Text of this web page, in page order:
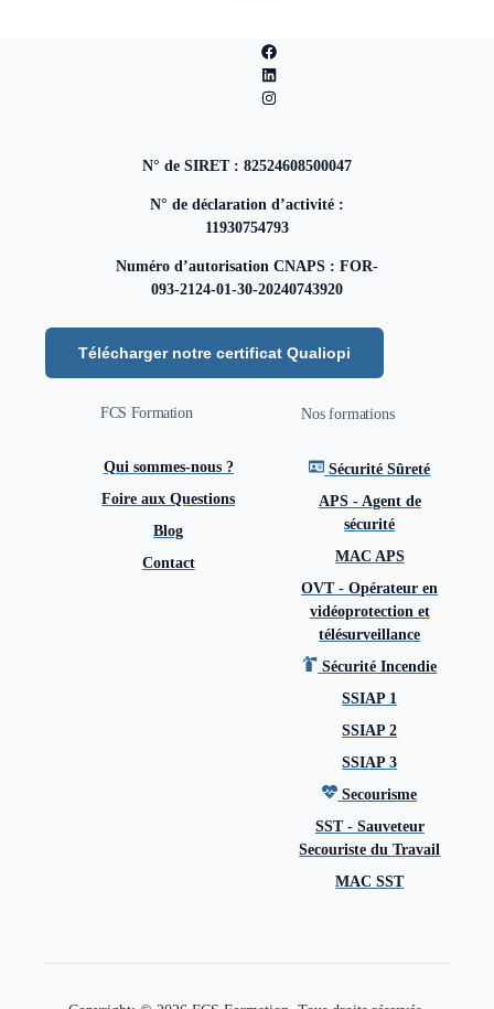
N° de SIRET : 82524608500047
N° de déclaration d’activité :
11930754793
Numéro d’autorisation CNAPS : FOR-
093-2124-01-30-20240743920
Télécharger notre certificat Qualiopi
FCS Formation
Qui sommes-nous ?
Foire aux Questions
Blog
Contact
Nos formations
Sécurité Sûreté
APS - Agent de
sécurité
MAC APS
OVT - Opérateur en
vidéoprotection et
télésurveillance
Sécurité Incendie
SSIAP 1
SSIAP 2
SSIAP 3
Secourisme
SST - Sauveteur
Secouriste du Travail
MAC SST